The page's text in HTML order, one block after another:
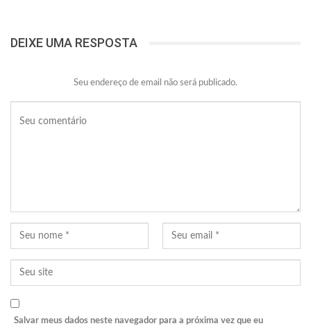
DEIXE UMA RESPOSTA
Seu endereço de email não será publicado.
Salvar meus dados neste navegador para a próxima vez que eu